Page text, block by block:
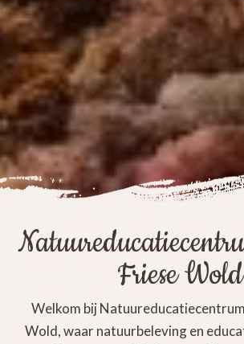
Friese Wold
Welkom bij
Wold, waar natuurbeleving en